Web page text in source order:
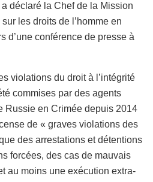
déclaré la Chef de la Mission
les droits de l’homme en
d’une conférence de presse à
violations du droit à l’intégrité
commises par des agents
Russie en Crimée depuis 2014
de « graves violations des
des arrestations et détentions
forcées, des cas de mauvais
au moins une exécution extra-